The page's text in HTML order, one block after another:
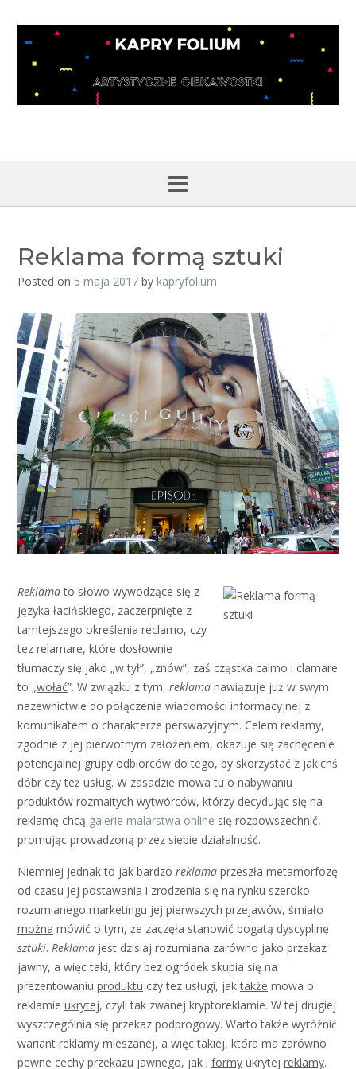
content
Reklama formą sztuki
Posted on 5 maja 2017 by kapryfolium
Reklamato słowo wywodzące się z
języka łacińskiego, zaczerpnięte z
tamtejszego określenia reclamo, czy
tez relamare, które dosłownie
tłumaczy się jako „w tył”, „znów”, zaś cząstka calmo i clamare
to „wołać”. W związku z tym, reklama nawiązuje już w swym
nazewnictwie do połączenia wiadomości informacyjnej z
komunikatem o charakterze perswazyjnym. Celem reklamy,
zgodnie z jej pierwotnym założeniem, okazuje się zachęcenie
potencjalnej grupy odbiorców do tego, by skorzystać z jakichś
dóbr czy też usług. W zasadzie mowa tu o nabywaniu
produktów rozmaitych wytwórców, którzy decydując się na
reklamę chcą galerie malarstwa online się rozpowszechnić,
promując prowadzoną przez siebie działalność.
Niemniej jednak to jak bardzo reklama przeszła metamorfozę
od czasu jej postawania i zrodzenia się na rynku szeroko
rozumianego marketingu jej pierwszych przejawów, śmiało
można mówić o tym, że zaczęła stanowić bogatą dyscyplinę
sztuki. Reklama jest dzisiaj rozumiana zarówno jako przekaz
jawny, a więc taki, który bez ogródek skupia się na
prezentowaniu produktu czy tez usługi, jaktakże mowa o
reklamie ukrytej, czyli tak zwanej kryptoreklamie. W tej drugiej
wyszczególnia się przekaz podprogowy. Warto także wyróżnić
wariant reklamy mieszanej, a więc takiej, która ma zarówno
pewne cechy przekazu jawnego, jak i formy ukrytej reklamy.